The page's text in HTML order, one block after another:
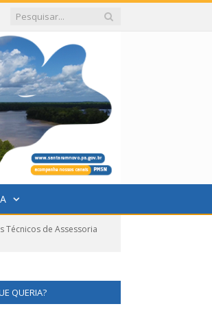
Técnicos de Assessoria
QUERIA?